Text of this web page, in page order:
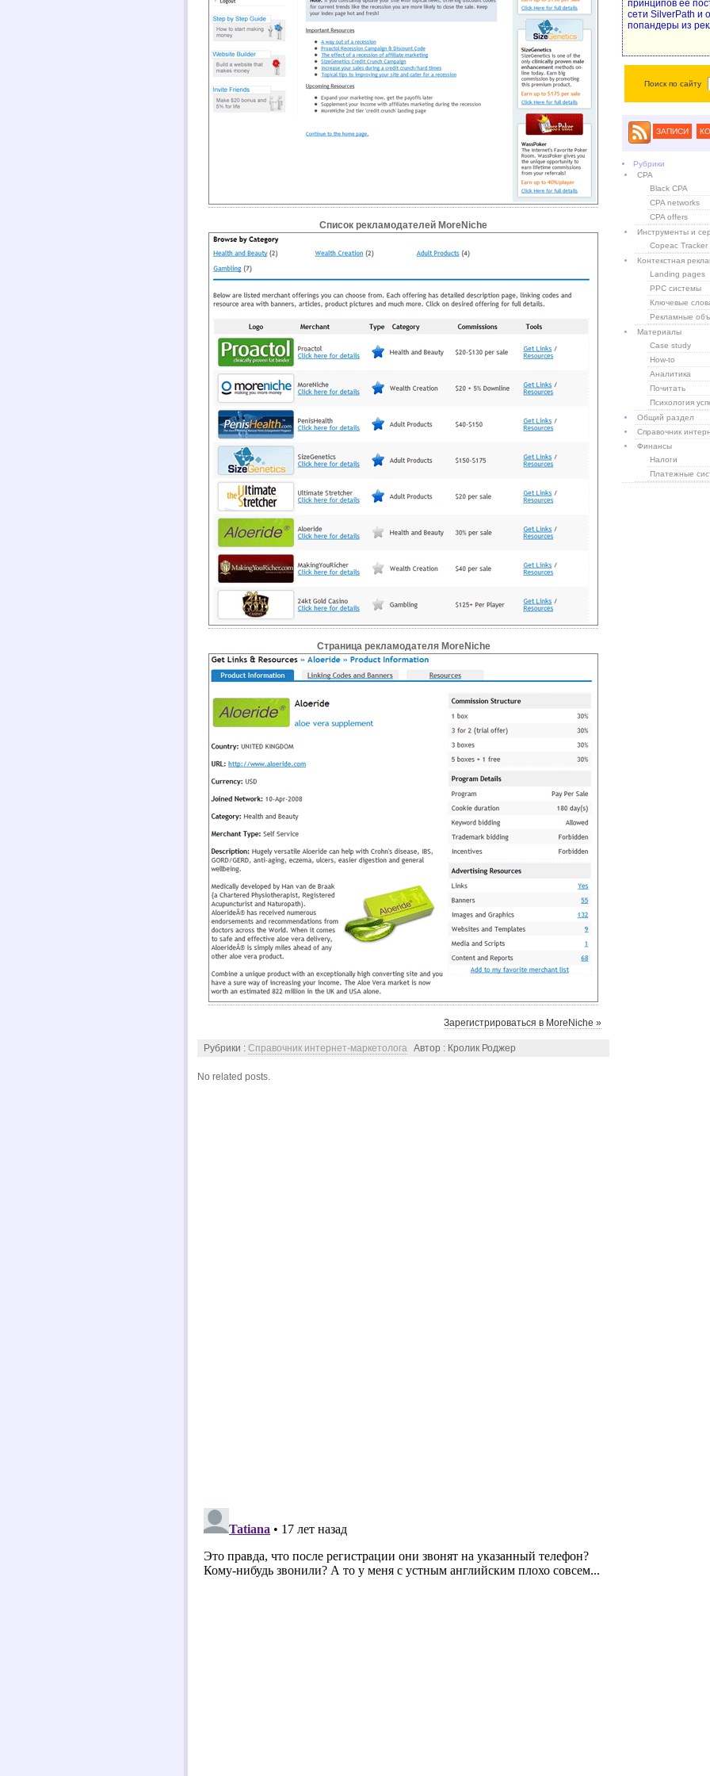
Список рекламодателей MoreNiche
Страница рекламодателя MoreNiche
Зарегистрироваться в MoreNiche »
Рубрики : Справочник интернет-маркетолога Автор : Кролик Роджер
No related posts.
принципов ее
сети SilverPath и
попандеры из
Поиск по сайту
ЗАПИСИ
Рубрики
CPA
Black CPA
CPA networks
CPA offers
Инструменты и
Copeac Tracker
Контекстная
Landing pages
PPC системы
Ключевые
Рекламные
Материалы
Case study
How-to
Аналитика
Почитать
Психология
Общий раздел
Справочник
Финансы
Налоги
Платежные